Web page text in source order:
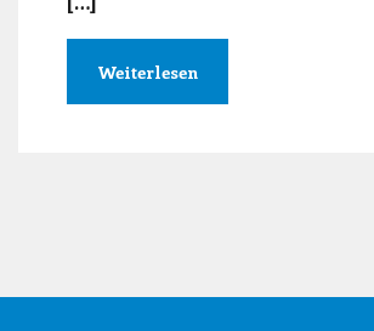
Weiterlesen